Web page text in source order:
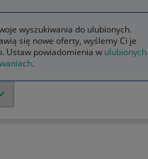
wyszukiwania do ulubionych.
się nowe oferty, wyślemy Ci je
Ustaw powiadomienia w ulubionych
.